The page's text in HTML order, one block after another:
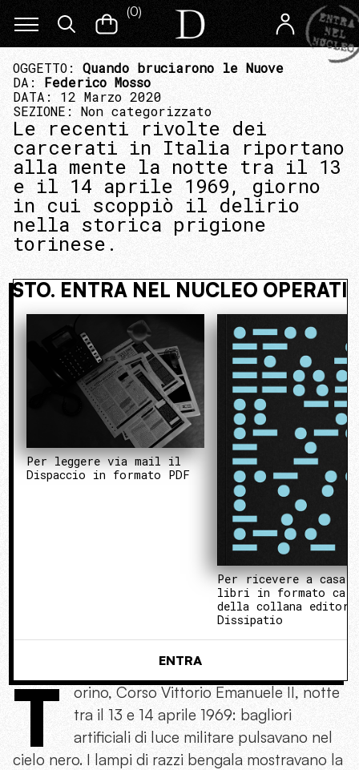
(0)
OGGETTO: Quando bruciarono le Nuove
DA: Federico Mosso
DATA: 12 Marzo 2020
SEZIONE: Non categorizzato
Le recenti rivolte dei
carcerati in Italia riportano
alla mente la notte tra il 13
e il 14 aprile 1969, giorno
in cui scoppiò il delirio
nella storica prigione
torinese.
ENTRA NEL NUCLEO
Per leggere via mail il
Dispaccio in formato PDF
Per ricevere a casa i
libri in formato
della collana
Dissipatio
ENTRA
T orino, Corso Vittorio Emanuele II, notte
tra il 13 e 14 aprile 1969: bagliori
artificiali di luce militare pulsavano nel
cielo nero. I lampi di razzi bengala mostravano la